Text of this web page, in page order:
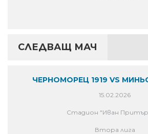
СЛЕДВАЩ МАЧ
ЧЕРНОМОРЕЦ 1919 VS
15.02.2026
Стадион "Иван
Втора лига